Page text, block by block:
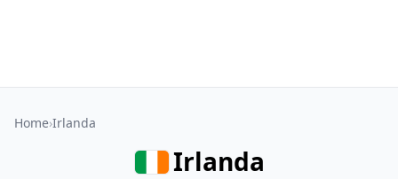
Home Irlanda
Irlanda